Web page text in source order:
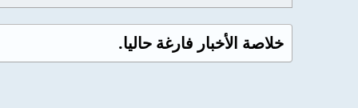
خلاصة الأخبار فارغة حاليا.